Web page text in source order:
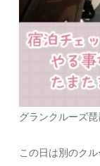
グランクルーズ
この日は別のク